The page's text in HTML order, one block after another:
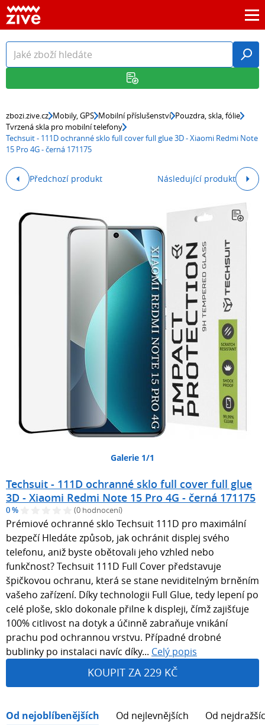
zbozi.zive.cz Mobily, GPS Mobilní příslušenství Pouzdra, skla, fólie
Tvrzená skla pro mobilní telefony
Techsuit - 111D ochranné sklo full cover full glue 3D - Xiaomi Redmi Note
15 Pro 4G - černá 171175
Předchozí produkt Následující produkt
Galerie 1/1
Techsuit - 111D ochranné sklo full cover full glue
3D - Xiaomi Redmi Note 15 Pro 4G - černá 171175
0 % (0 hodnocení)
Prémiové ochranné sklo Techsuit 111D pro maximální
bezpečí Hledáte způsob, jak ochránit displej svého
telefonu, aniž byste obětovali jeho vzhled nebo
funkčnost? Techsuit 111D Full Cover představuje
špičkovou ochranu, která se stane neviditelným brněním
vašeho zařízení. Díky technologii Full Glue, tedy lepení po
celé ploše, sklo dokonale přilne k displeji, čímž zajišťuje
100% citlivost na dotyk a účinně zabraňuje vnikání
prachu pod ochrannou vrstvu. Případné drobné
bublinky po instalaci navíc díky... Celý popis
KOUPIT ZA 229 KČ
Od nejoblíbenějších Od nejlevnějších Od